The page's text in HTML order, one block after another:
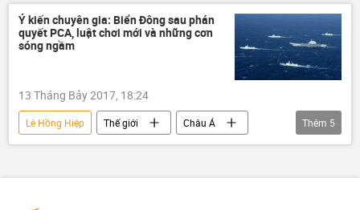
Châu Á
Trung Quốc
Biển Đông
Tây Ban Nha
Vladimir Kolotov
Ý kiến chuyên gia: Biển Đông sau phán
quyết PCA, luật chơi mới và những cơn
sóng ngầm
13 Tháng Bảy 2017, 18:24
Lê Hồng Hiệp Thế giới
Châu Á
Biển Đông
Carl Thayer
PCA
Thêm 5